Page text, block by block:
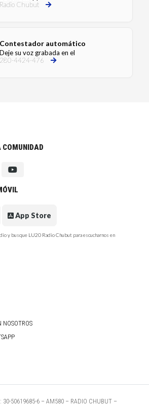
Radio Chubut
Contestador automático
Deje su voz grabada en el
280-4424-476
COMUNIDAD
App Store
y busque LU20 Radio Chubut para escucharnos en
NOSOTROS
30-50619685-6 – AM580 – RADIO CHUBUT –